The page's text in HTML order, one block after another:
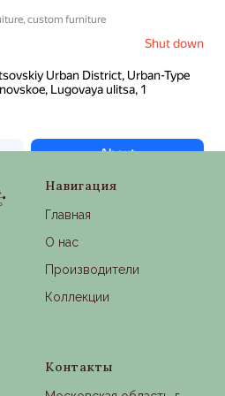
Навигация
Главная
О нас
Производители
Коллекции
Контакты